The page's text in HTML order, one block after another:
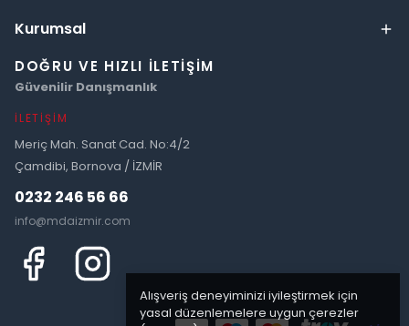
Alışveriş deneyiminizi iyileştirmek için
yasal düzenlemelere uygun çerezler
Kurumsal
DOĞRU VE HIZLI İLETIŞIM
Güvenilir Danışmanlık
İLETIŞIM
Meriç Mah. Sanat Cad. No:4/2
Çamdibi, Bornova / İZMİR
0232 246 56 66
info@mdaizmir.com